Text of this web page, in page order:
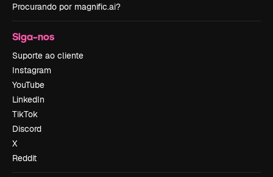
Procurando por magnific.ai?
Siga-nos
Suporte ao cliente
Instagram
YouTube
LinkedIn
TikTok
Discord
X
Reddit